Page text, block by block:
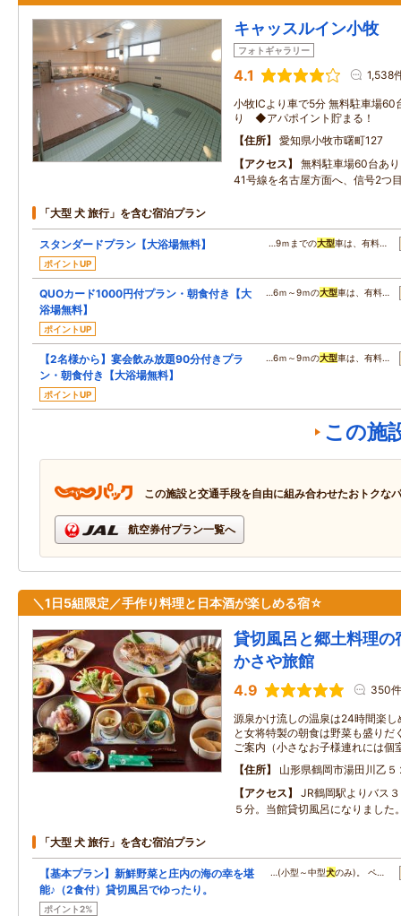
キャッスルイン小牧
フォトギャラリー
4.1 1,538
小牧ICより車で5分 無料駐車場
り ◆アパポイント貯まる！
住所
愛知県小牧市曙町127
アクセス
無料駐車場60台あ
41号線を名古屋方面へ、信号2つ
「大型 犬 旅行」を含む宿泊プラン
スタンダードプラン【大浴場無料】
ポイントUP
…9ｍまでの大型車は、有料…
QUOカード1000円付プラン・朝食付き【大
浴場無料】
ポイントUP
…6ｍ～9ｍの大型車は、有料…
【2名様から】宴会飲み放題90分付きプラ
ン・朝食付き【大浴場無料】
ポイントUP
…6ｍ～9ｍの大型車は、有料…
この施
この施設と交通手段を自由に組み合わせたおトクな
航空券付プラン一覧へ
＼1日5組限定／手作り料理と日本酒が楽しめる宿☆
貸切風呂と郷土料理
かさや旅館
4.9 350件
源泉かけ流しの温泉は24時間楽
と女将特製の朝食は野菜も盛りだ
ご案内（小さなお子様連れには個
住所
山形県鶴岡市湯田川乙５
アクセス
JR鶴岡駅よりバス
５分。当館貸切風呂になりました
「大型 犬 旅行」を含む宿泊プラン
【基本プラン】新鮮野菜と庄内の海の幸を堪
能♪（2食付）貸切風呂でゆったり。
ポイント2%
…(小型～中型犬のみ)。 ペ…